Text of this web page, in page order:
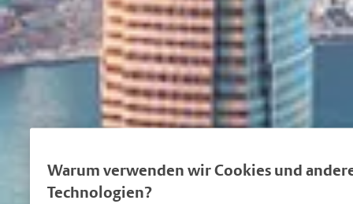
Warum verwenden wir Cookies und
Technologien?